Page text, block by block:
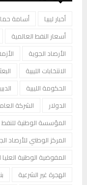
أخبار ليبيا أسامة
أسعار النفط العالمية
الأرصاد الجوية
الانتخابات الليبية
الحكومة الليبية
الدولار
الشركة
المؤسسة الوطنية للنفط
المركز الوطني للأرصاد
المفوضية الوطنية العليا
الهجرة غير الشرعية